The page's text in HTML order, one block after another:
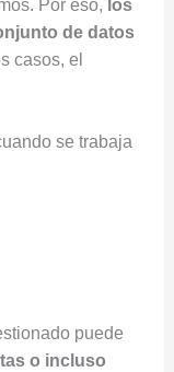
Por eso, los
de datos
casos, el
se trabaja
puede
o incluso